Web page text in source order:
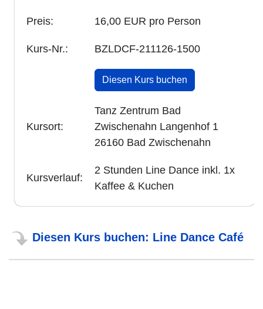
Preis: 16,00 EUR pro Person
Kurs-Nr.: BZLDCF-211126-1500
Diesen Kurs buchen
Kursort:
Tanz Zentrum Bad
Zwischenahn Langenhof 1
26160 Bad Zwischenahn
Kursverlauf:
2 Stunden Line Dance inkl. 1x
Kaffee & Kuchen
Diesen Kurs buchen: Line Dance Café